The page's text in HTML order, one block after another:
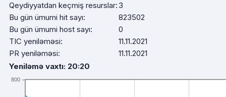
Qeydiyyatdan keçmiş resurslar:
Bu gün ümumi hit sayı:
Bu gün ümumi host sayı:
TIC yeniləməsi:
PR yeniləməsi:
3
823502
0
11.11.2021
11.11.2021
Yeniləmə vaxtı: 20:20
800